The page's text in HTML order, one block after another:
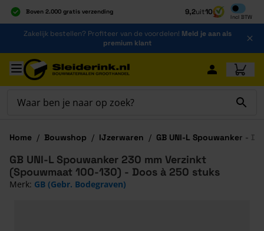
Boven 2.000 gratis verzending
Al 40 jaar dé specialist
Alles onder één dak
9,2uit10
Incl BTW
Inclusief
Ga naar de inhoud
Zakelijk bestellen? Profiteer van de voordelen! Meld je aan als
premium klant
Ga naar hoofdinhoud
Home / Bouwshop / IJzerwaren / GB UNI-L Spouwanker -
GB UNI-L Spouwanker 230 mm Verzinkt
(Spouwmaat 100-130) - Doos à 250 stuks
Merk: GB (Gebr. Bodegraven)